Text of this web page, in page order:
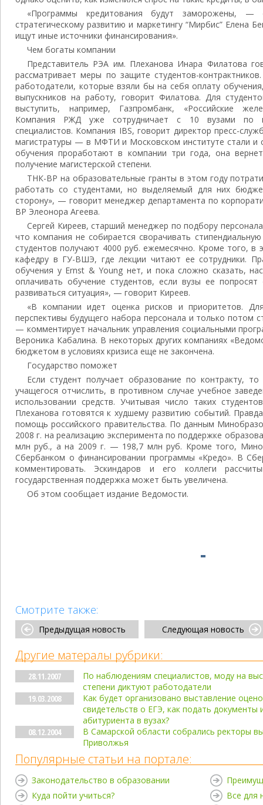
«Программы кредитования будут заморожены, —
стратегическому развитию и маркетингу “Мирбис” Елена
ищут иные источники финансирования».
Чем богаты компании
Представитель РЭА им. Плеханова Инара Филатова
рассматривает меры по защите студентов-
работодатели, которые взяли бы на себя оплату
выпускников на работу, говорит Филатова. Для
выступить, например, Газпромбанк, «Российские
Компания РЖД уже сотрудничает с 10 вузами по
специалистов. Компания IBS, говорит директор пресс-
магистратуры — в МФТИ и Московском институте стали и
обучения проработают в компании три года, она
получение магистерской степени.
ТНК-BP на образовательные гранты в этом году
работать со студентами, но выделяемый для них
сторону», — говорит менеджер департамента по
BP Элеонора Агеева.
Сергей Киреев, старший менеджер по подбору
что компания не собирается сворачивать
студентов получают 4000 руб. ежемесячно. Кроме того, в
кафедру в ГУ-ВШЭ, где лекции читают ее сотрудники.
обучения у Ernst & Young нет, и пока сложно сказать,
оплачивать обучение студентов, если вузы ее
развиваться ситуация», — говорит Киреев.
«В компании идет оценка рисков и приоритетов.
перспективы будущего набора персонала и только потом
— комментирует начальник управления социальными
Вероника Кабалина. В некоторых других компаниях
бюджетом в условиях кризиса еще не закончена.
Государство поможет
Если студент получает образование по контракту,
учащегося отчислить, в противном случае учебное
использовании средств. Учитывая число таких
Плеханова готовятся к худшему развитию событий.
помощь российского правительства. По данным
2008 г. на реализацию эксперимента по поддержке
млн руб., а на 2009 г. — 198,7 млн руб. Кроме того,
Сбербанком о финансировании программы «Кредо». В
комментировать. Эскиндаров и его коллеги
государственная поддержка может быть увеличена.
Об этом сообщает издание Ведомости.
Смотрите также:
Предыдущая новость Следующая новость
Другие матералы рубрики:
28.11.2007
По наблюдениям специалистов, моду на
степени диктуют работодатели
19.03.2008
Как будет организовано выставление
свидетельств о ЕГЭ, как подать документы
абитуриента в вузах?
08.12.2004
В Самарской области собрались ректоры
Приволжья
Популярные статьи на портале:
Законодательство в образовании
Куда пойти учиться?
Все для